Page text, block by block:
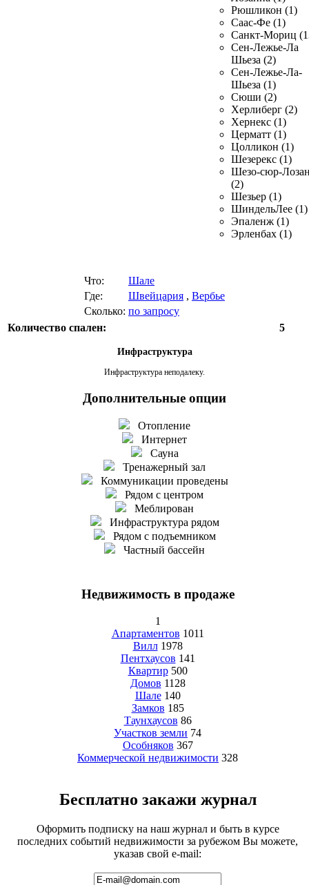
Рюшликон (1)
Саас-Фе (1)
Санкт-Мориц
Сен-Лежье-Ла
Шьеза (2)
Сен-Лежье-Ла-
Шьеза (1)
Сюши (2)
Херлиберг (2)
Хернекс (1)
Церматт (1)
Цолликон (1)
Шезерекс (1)
Шезо-сюр-
(2)
Шезьер (1)
ШиндельЛее (1)
Эпаленж (1)
Эрленбах (1)
Что:
Шале
Где:
Швейцария , Вербье
Сколько: по запросу
Количество спален:
5
Инфраструктура
Инфраструктура неподалеку.
Дополнительные опции
Отопление
Интернет
Сауна
Тренажерный зал
Коммуникации проведены
Рядом с центром
Меблирован
Инфраструктура рядом
Рядом с подъемником
Частный бассейн
Недвижимость в продаже
1
Апартаментов 1011
Вилл 1978
Пентхаусов 141
Квартир 500
Домов 1128
Шале 140
Замков 185
Таунхаусов 86
Участков земли 74
Особняков 367
Коммерческой недвижимости 328
Бесплатно закажи журнал
Оформить подписку на наш журнал и быть в курсе
последних событий недвижимости за рубежом Вы можете,
указав свой e-mail: